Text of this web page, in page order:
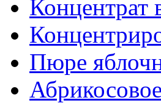
Концентрат
Пюре